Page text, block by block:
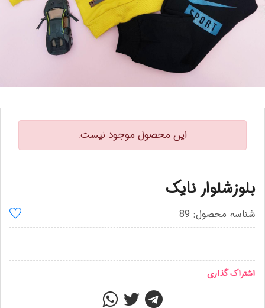
این محصول موجود نیست.
بلوزشلوار نایک
شناسه محصول: 89
اشتراک گذاری